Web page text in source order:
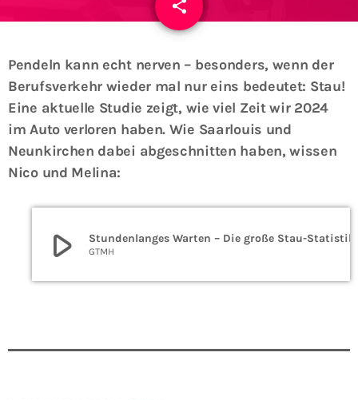
share
email
Pendeln kann echt nerven – besonders, wenn der
Berufsverkehr wieder mal nur eins bedeutet: Stau!
Eine aktuelle Studie zeigt, wie viel Zeit wir 2024
im Auto verloren haben. Wie Saarlouis und
Neunkirchen dabei abgeschnitten haben, wissen
Nico und Melina:
play_arrow GTMH